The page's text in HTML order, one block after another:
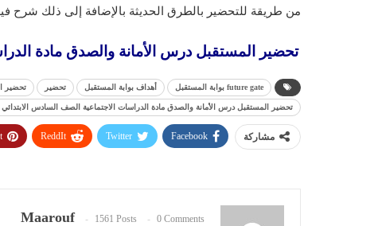
من طريقة للتحضير بالطرق الحديثة بالإضافة إلى ذلك شرح
تحضير المستقبل درس الأمانة والصدق مادة
future gate بوابة المستقبل أهداف بوابة المستقبل تحضير تحضير
تحضير المستقبل درس الأمانة والصدق مادة الدراسات الاجتماعية الصف السادس الابتدائي
مشاركة Facebook
Twitter
ReddIt
Maarouf 1561 Posts 0 Comments